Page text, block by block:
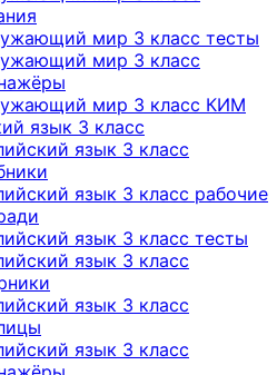
мир 3 класс тесты
мир 3 класс
мир 3 класс КИМ
язык 3 класс
язык 3 класс
язык 3 класс рабочие
язык 3 класс тесты
язык 3 класс
язык 3 класс
язык 3 класс